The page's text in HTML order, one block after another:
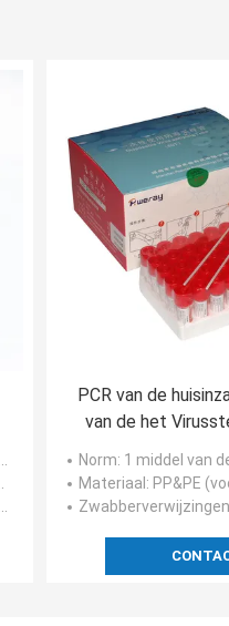
PCR van de
van de het
de
de Rode
Norm: 1 middel van de inactiverings/Non-
Materiaal : PP&PE (voor Buis),
Zwabberverwijzingen